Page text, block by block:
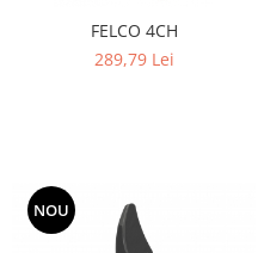
FELCO 4CH
289,79 Lei
NOU